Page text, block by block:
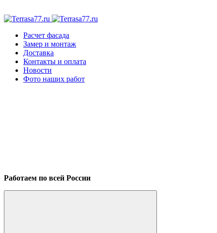
Расчет фасада
Замер и монтаж
Доставка
Контакты и оплата
Новости
Фото наших работ
Работаем по всей России